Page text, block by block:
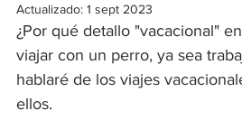
Actualizado: 1 sept 2023
¿Por qué detallo "vacacional"
viajar con un perro, ya sea
hablaré de los viajes
ellos.